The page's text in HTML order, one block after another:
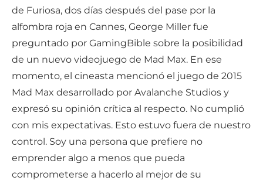
de Furiosa, dos días después del pase por la
alfombra roja en Cannes, George Miller fue
preguntado por GamingBible sobre la posibilidad
de un nuevo videojuego de Mad Max. En ese
momento, el cineasta mencionó el juego de 2015
Mad Max desarrollado por Avalanche Studios y
expresó su opinión crítica al respecto. No cumplió
con mis expectativas. Esto estuvo fuera de nuestro
control. Soy una persona que prefiere no
emprender algo a menos que pueda
comprometerse a hacerlo al mejor de su